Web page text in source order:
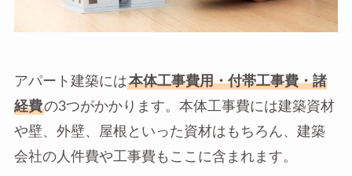
アパート建築には本体工事費用・付帯工事費・諸
経費の3つがかかります。本体工事費には建築資材
や壁、外壁、屋根といった資材はもちろん、建築
会社の人件費や工事費もここに含まれます。